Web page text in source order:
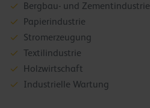
Bergbau- und Zementindustrie
Papierindustrie
Stromerzeugung
Textilindustrie
Holzwirtschaft
Industrielle Wartung